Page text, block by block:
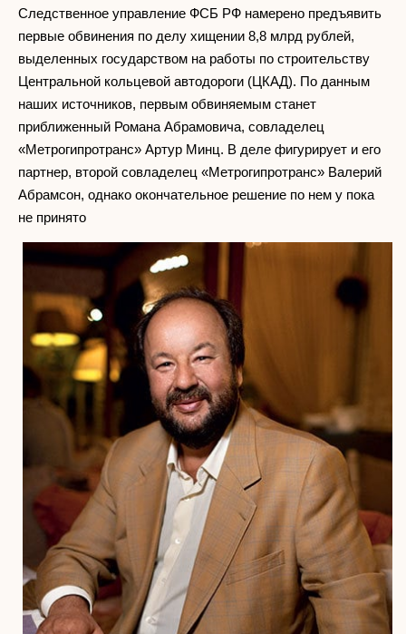
Следственное управление ФСБ РФ намерено предъявить
первые обвинения по делу хищении 8,8 млрд рублей,
выделенных государством на работы по строительству
Центральной кольцевой автодороги (ЦКАД). По данным
наших источников, первым обвиняемым станет
приближенный Романа Абрамовича, совладелец
«Метрогипротранс» Артур Минц. В деле фигурирует и его
партнер, второй совладелец «Метрогипротранс» Валерий
Абрамсон, однако окончательное решение по нем у пока
не принято